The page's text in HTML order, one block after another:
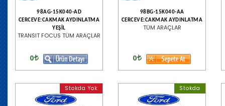
98AG-15K040-AD
CERCEVE:CAKMAK AYDINLATMA
YEŞİL
TRANSIT FOCUS TÜM ARAÇLAR
0
98BG-15K040-AA
CERCEVE:CAKMAK AYDINLATMA
TÜM ARAÇLAR
0
Stokda Yok Stokda